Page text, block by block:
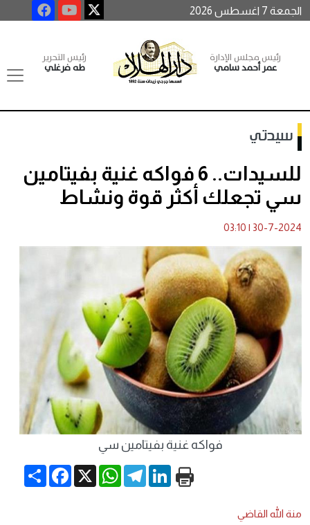
الجمعة 7 اغسطس 2026
رئيس مجلس الإدارة
عمر أحمد سامي
رئيس التحرير
طه فرغلي
سيدتي
للسيدات.. 6 فواكه غنية بفيتامين
سي تجعلك أكثر قوة ونشاط
30-7-2024
|
03:10
فواكه غنية بفيتامين سي
Share
Facebook X
WhatsApp
TelegramLinkedIn
منة الله القاضي